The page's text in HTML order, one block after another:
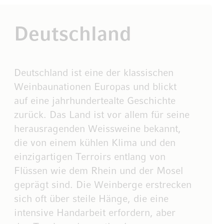
Deutschland
Deutschland ist eine der klassischen
Weinbaunationen Europas und blickt
auf eine jahrhundertealte Geschichte
zurück. Das Land ist vor allem für seine
herausragenden Weissweine bekannt,
die von einem kühlen Klima und den
einzigartigen Terroirs entlang von
Flüssen wie dem Rhein und der Mosel
geprägt sind. Die Weinberge erstrecken
sich oft über steile Hänge, die eine
intensive Handarbeit erfordern, aber